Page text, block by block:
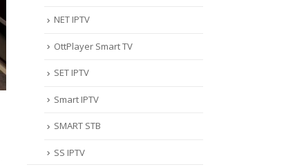
NET IPTV
OttPlayer Smart TV
SET IPTV
Smart IPTV
SMART STB
SS IPTV